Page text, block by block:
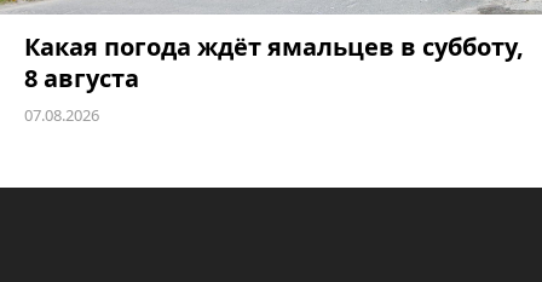
Какая погода ждёт ямальцев в субботу,
8 августа
07.08.2026